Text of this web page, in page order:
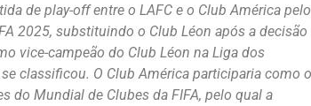
de play-off entre o LAFC e o Club América pelo
2025, substituindo o Club Léon após a decisão
vice-campeão do Club Léon na Liga dos
classificou. O Club América participaria como o
do Mundial de Clubes da FIFA, pelo qual a